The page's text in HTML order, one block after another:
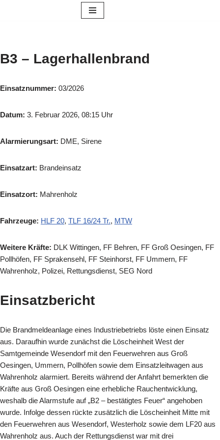
B3 – Lagerhallenbrand
Einsatznummer: 03/2026
Datum: 3. Februar 2026, 08:15 Uhr
Alarmierungsart: DME, Sirene
Einsatzart: Brandeinsatz
Einsatzort: Mahrenholz
Fahrzeuge: HLF 20, TLF 16/24 Tr., MTW
Weitere Kräfte: DLK Wittingen, FF Behren, FF Groß Oesingen, FF
Pollhöfen, FF Sprakensehl, FF Steinhorst, FF Ummern, FF
Wahrenholz, Polizei, Rettungsdienst, SEG Nord
Einsatzbericht
Die Brandmeldeanlage eines Industriebetriebs löste einen Einsatz
aus. Daraufhin wurde zunächst die Löscheinheit West der
Samtgemeinde Wesendorf mit den Feuerwehren aus Groß
Oesingen, Ummern, Pollhöfen sowie dem Einsatzleitwagen aus
Wahrenholz alarmiert. Bereits während der Anfahrt bemerkten die
Kräfte aus Groß Oesingen eine erhebliche Rauchentwicklung,
weshalb die Alarmstufe auf „B2 – bestätigtes Feuer“ angehoben
wurde. Infolge dessen rückte zusätzlich die Löscheinheit Mitte mit
den Feuerwehren aus Wesendorf, Westerholz sowie dem LF20 aus
Wahrenholz aus. Auch der Rettungsdienst war mit drei